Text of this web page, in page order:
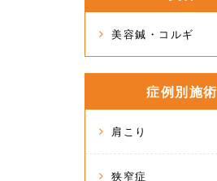
美容鍼・コルギ
症例別施術
肩こり
狭窄症